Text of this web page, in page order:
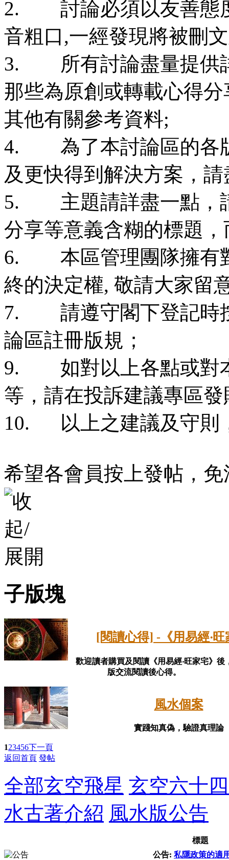
2. 討論必須以友善態
音粗口,一經發現將被刪
3. 所有討論盡量提供
那些為原創或轉載心得
其他有關參考資料;
4. 為了本討論區的各
及更快得到解決方案，
5. 主題請詳盡一點，請
分享等意義含糊的標題
6. 本區管理團隊擁有
終的決定權, 敬請大家留
7. 請遵守閣下登記時
論區註冊版規；
9. 如對以上各點或對
等，請在投訴建議專區
10. 以上之建議及守則
希望各會員按上發帖，
子版塊
[閱讀心得] -《用易經‧旺
歡迎讀者購買及閱讀《用易經‧旺家宅》後
版交流閱讀後心得。
風水個案
實踐知真偽，驗證真理論
123456下一頁
返回首頁 發帖
全部玄空飛星 玄空六十
水古著介紹 風水版公告
標題
公告: 私隱政策的適